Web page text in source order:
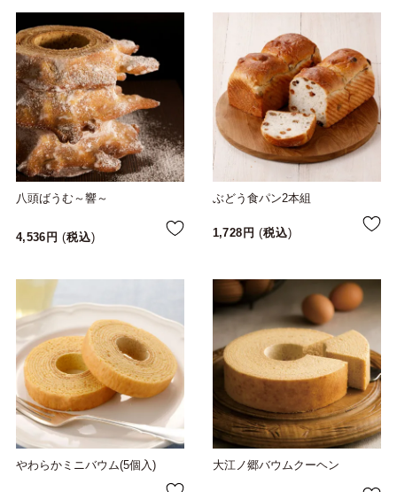
八頭ばうむ～響～
4,536 税込
ぶどう食パン2本組
1,728 税込
やわらかミニバウム(5個入) 大江ノ郷バウムクーヘン